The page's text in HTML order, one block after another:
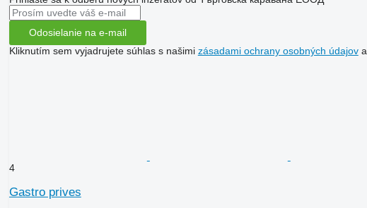
Odosielanie na e-mail
Kliknutím sem vyjadrujete súhlas s našimi zásadami ochrany osobných údajova
4
Gastro prives